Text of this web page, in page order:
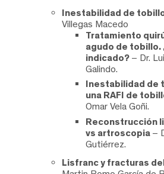
Inestabilidad de
Villegas Macedo
Tratamiento
agudo de tobillo.
indicado? – Dr.
Galindo.
Inestabilidad de
una RAFI de
Omar Vela Goñi.
Reconstrucción
vs artroscopia –
Gutiérrez.
Lisfranc y fracturas